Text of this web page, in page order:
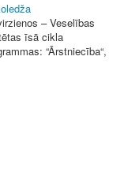
– Veselības
īsā cikla
“Ārstniecība“,